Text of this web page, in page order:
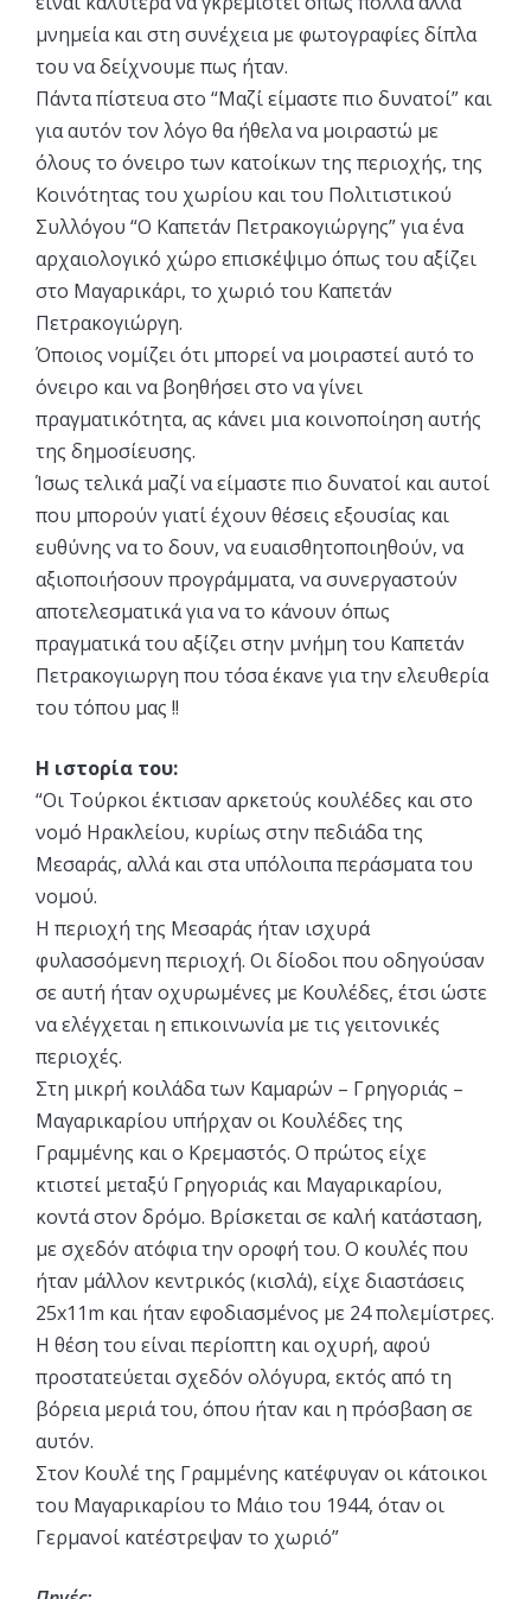
μνημεία και στη συνέχεια με φωτογραφίες δίπλα
του να δείχνουμε πως ήταν.
Πάντα πίστευα στο “Μαζί είμαστε πιο δυνατοί” και
για αυτόν τον λόγο θα ήθελα να μοιραστώ με
όλους το όνειρο των κατοίκων της περιοχής, της
Κοινότητας του χωρίου και του Πολιτιστικού
Συλλόγου “Ο Καπετάν Πετρακογιώργης” για ένα
αρχαιολογικό χώρο επισκέψιμο όπως του αξίζει
στο Μαγαρικάρι, το χωριό του Καπετάν
Πετρακογιώργη.
Όποιος νομίζει ότι μπορεί να μοιραστεί αυτό το
όνειρο και να βοηθήσει στο να γίνει
πραγματικότητα, ας κάνει μια κοινοποίηση αυτής
της δημοσίευσης.
Ίσως τελικά μαζί να είμαστε πιο δυνατοί και αυτοί
που μπορούν γιατί έχουν θέσεις εξουσίας και
ευθύνης να το δουν, να ευαισθητοποιηθούν, να
αξιοποιήσουν προγράμματα, να συνεργαστούν
αποτελεσματικά για να το κάνουν όπως
πραγματικά του αξίζει στην μνήμη του Καπετάν
Πετρακογιωργη που τόσα έκανε για την ελευθερία
του τόπου μας !!
Η ιστορία του:
“Οι Τούρκοι έκτισαν αρκετούς κουλέδες και στο
νομό Ηρακλείου, κυρίως στην πεδιάδα της
Μεσαράς, αλλά και στα υπόλοιπα περάσματα του
νομού.
Η περιοχή της Μεσαράς ήταν ισχυρά
φυλασσόμενη περιοχή. Οι δίοδοι που οδηγούσαν
σε αυτή ήταν οχυρωμένες με Κουλέδες, έτσι ώστε
να ελέγχεται η επικοινωνία με τις γειτονικές
περιοχές.
Στη μικρή κοιλάδα των Καμαρών – Γρηγοριάς –
Μαγαρικαρίου υπήρχαν οι Κουλέδες της
Γραμμένης και ο Κρεμαστός. Ο πρώτος είχε
κτιστεί μεταξύ Γρηγοριάς και Μαγαρικαρίου,
κοντά στον δρόμο. Βρίσκεται σε καλή κατάσταση,
με σχεδόν ατόφια την οροφή του. Ο κουλές που
ήταν μάλλον κεντρικός (κισλά), είχε διαστάσεις
25x11m και ήταν εφοδιασμένος με 24 πολεμίστρες.
Η θέση του είναι περίοπτη και οχυρή, αφού
προστατεύεται σχεδόν ολόγυρα, εκτός από τη
βόρεια μεριά του, όπου ήταν και η πρόσβαση σε
αυτόν.
Στον Κουλέ της Γραμμένης κατέφυγαν οι κάτοικοι
του Μαγαρικαρίου το Μάιο του 1944, όταν οι
Γερμανοί κατέστρεψαν το χωριό”